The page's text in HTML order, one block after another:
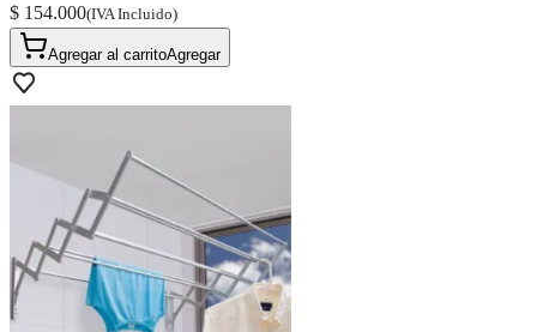
$ 154.000(IVA Incluido)
Agregar al carritoAgregar